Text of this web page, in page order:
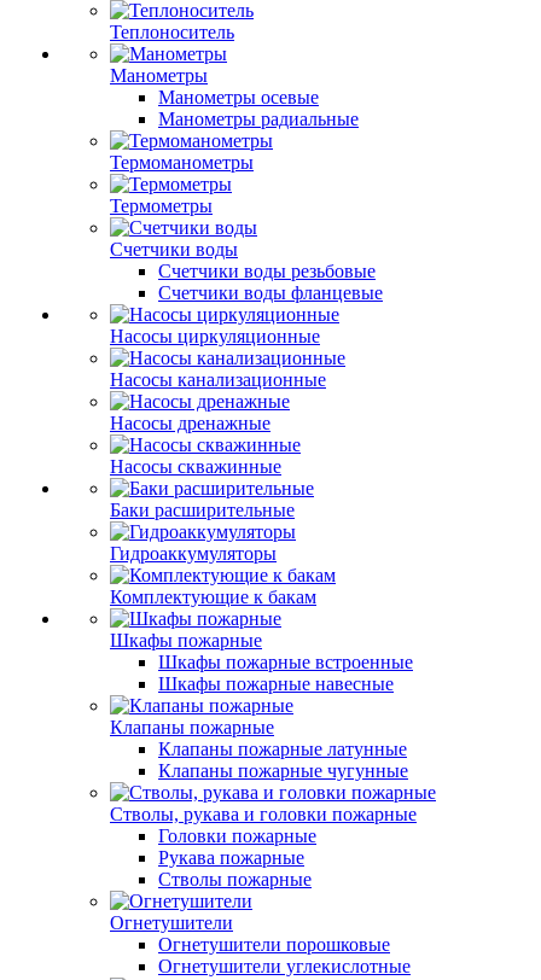
Теплоноситель
Манометры
Манометры осевые
Манометры радиальные
Термоманометры
Термометры
Счетчики воды
Счетчики воды резьбовые
Счетчики воды фланцевые
Насосы циркуляционные
Насосы канализационные
Насосы дренажные
Насосы скважинные
Баки расширительные
Гидроаккумуляторы
Комплектующие к бакам
Шкафы пожарные
Шкафы пожарные встроенные
Шкафы пожарные навесные
Клапаны пожарные
Клапаны пожарные латунные
Клапаны пожарные чугунные
Стволы, рукава и головки пожарные
Головки пожарные
Рукава пожарные
Стволы пожарные
Огнетушители
Огнетушители порошковые
Огнетушители углекислотные